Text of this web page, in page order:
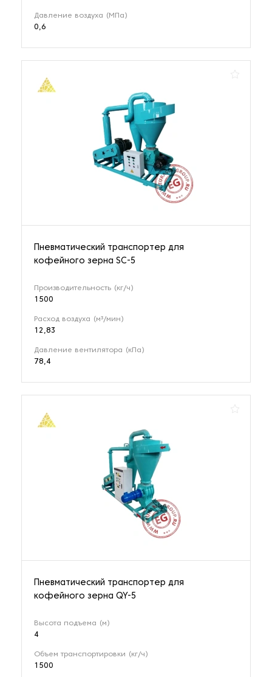
Давление воздуха (МПа)
0,6
Пневматический транспортер для
кофейного зерна SC-5
Производительность (кг/ч)
1500
Расход воздуха (м³/мин)
12,83
Давление вентилятора (кПа)
78,4
Пневматический транспортер для
кофейного зерна QY-5
Высота подъема (м)
4
Объем транспортировки (кг/ч)
1500